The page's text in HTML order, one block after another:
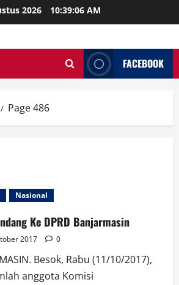
2026 10:39:07 AM
FACEBOOK
Page 486
Nasional
Ke DPRD Banjarmasin
2017 0
Besok, Rabu (11/10/2017),
anggota Komisi